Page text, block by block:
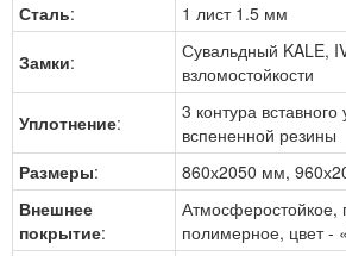
Сталь: 1 лист 1.5 мм
Замки:
Сувальдный KALE,
взломостойкости
Уплотнение:
3 контура
вспененной резины
Размеры:
860х2050 мм,
Внешнее
покрытие:
Атмосферостойкое,
полимерное, цвет -